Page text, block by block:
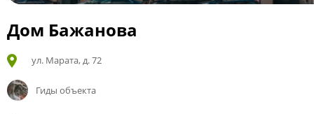
Дом Бажанова
ул. Марата, д. 72
Гиды объекта